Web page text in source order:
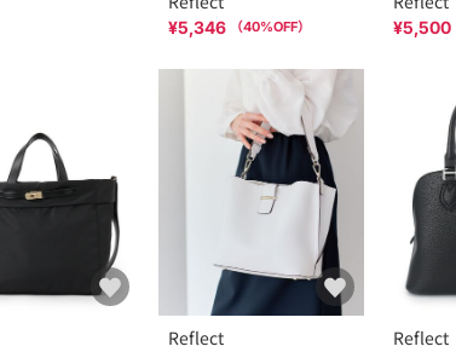
¥5,346 （40%OFF） ¥5,500
Reflect Reflect